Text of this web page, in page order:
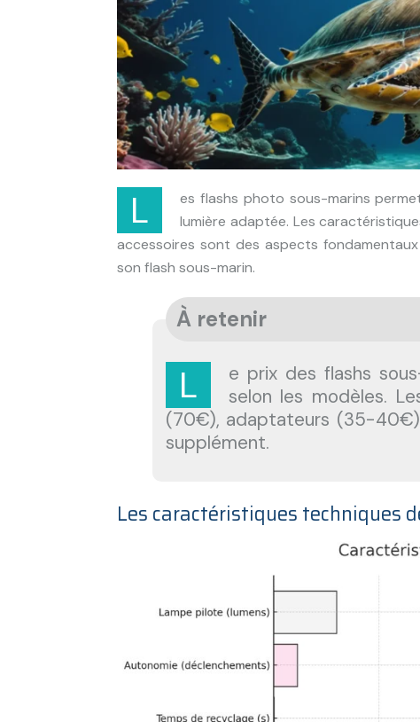
Les flashs photo sous-marins permettent de sublimer les photos subaquatiques en apportant la
lumière adaptée. Les
accessoires sont des aspects
son flash sous-marin.
À retenir
Le prix des flashs sous-marins en 2024 varie de 399€ à 1790€
selon les modèles.
(70€), adaptateurs (35-
supplément.
Les caractéristiques techniques